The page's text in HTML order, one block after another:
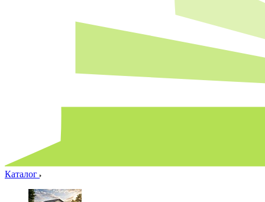
Каталог